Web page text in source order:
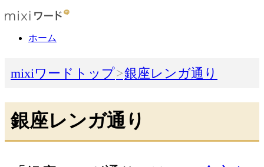
ホーム
mixiワードトップ 銀座レンガ通り
銀座レンガ通り